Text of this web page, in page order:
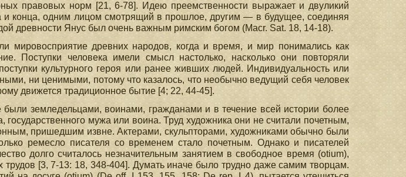
правовых норм [21, 6-78]. Идею преемственности выражает и двуликий
и конца, одним лицом смотрящий в прошлое, другим — в будущее, соединяя
древности Янус был очень важным римским богом (Macr. Sat. 18, 14-18).
мировосприятие древних народов, когда и время, и мир понимались как
Поступки человека имели смысл настолько, насколько они повторяли
культурного героя или ранее живших людей. Индивидуальность или
ни ценимыми, потому что казалось, что необычно ведущий себя человек
движется традиционное бытие [4; 22, 44-45].
земледельцами, воинами, гражданами и в течение всей истории более
государственного мужа или воина. Труд художника они не считали почетным,
пришедшим извне. Актерами, скульпторами, художниками обычно были
ремесло писателя со временем стало почетным. Однако и писателей
долго считалось незначительным занятием в свободное время (otium),
трудов [3, 7-13: 18, 348-404]. Думать иначе было трудно даже самим творцам.